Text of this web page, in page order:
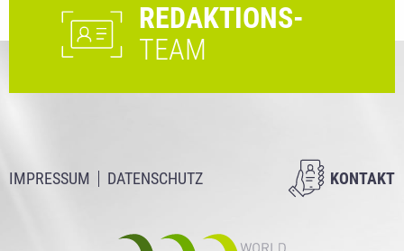
REDAKTIONS-
TEAM
IMPRESSUM DATENSCHUTZ KONTAKT